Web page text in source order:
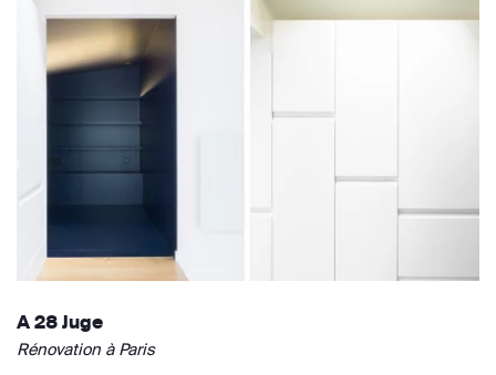
A 28 Juge
Rénovation à Paris